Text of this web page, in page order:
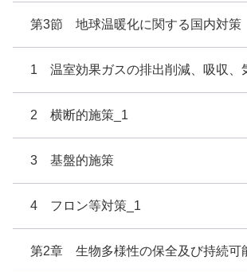
第3節 地球温暖化に関する国内対策
1 温室効果ガスの排出削減、吸収、
2 横断的施策_1
3 基盤的施策
4 フロン等対策_1
第2章 生物多様性の保全及び持続可